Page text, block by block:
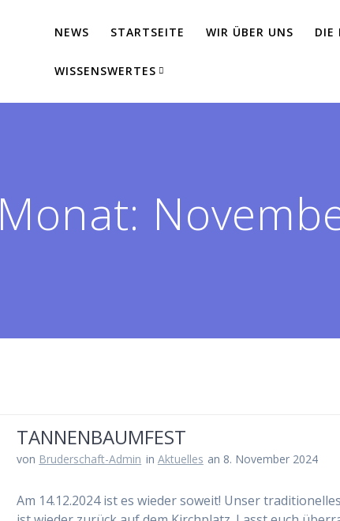
NEWS STARTSEITE WIR ÜBER UNS DIE
WISSENSWERTES
Monat:
TANNENBAUMFEST
von Bruderschaft-Admin in Aktuelles an 8. November 2024
Am 14.12.2024 ist es wieder soweit! Unser